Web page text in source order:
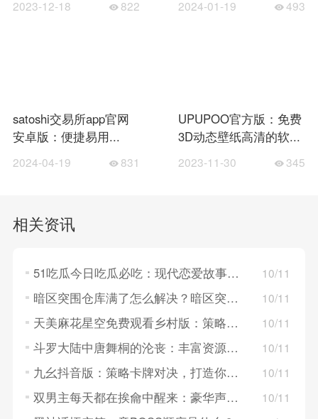
2023-12-18 822 2024-01-19 493
satoshi交易所app官网
安卓版：便捷易用...
2024-04-19 831
UPUPOO官方版：免费
3D动态壁纸高清的软...
2023-11-30 345
相关资讯
51吃瓜今日吃瓜必吃：现代恋爱故事，探索年轻人的情感世界！ 10/11
暗区突围仓库满了怎么解决？暗区突围仓库满了的解决方法 10/11
天美麻花星空免费观看乡村版：策略卡牌对决，构建梦幻英雄组队！ 10/11
斗罗大陆中唐舞桐的沦丧：丰富资源系统，策略养成英雄角色！ 10/11
九幺抖音版：策略卡牌对决，打造你的战斗队伍！ 10/11
双男主每天都在挨龠中醒来：豪华声优阵容，重温经典角色！ 10/11